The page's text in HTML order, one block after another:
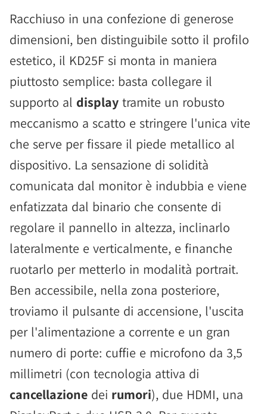
Racchiuso in una confezione di generose
dimensioni, ben distinguibile sotto il profilo
estetico, il KD25F si monta in maniera
piuttosto semplice: basta collegare il
supporto al display tramite un robusto
meccanismo a scatto e stringere l'unica vite
che serve per fissare il piede metallico al
dispositivo. La sensazione di solidità
comunicata dal monitor è indubbia e viene
enfatizzata dal binario che consente di
regolare il pannello in altezza, inclinarlo
lateralmente e verticalmente, e finanche
ruotarlo per metterlo in modalità portrait.
Ben accessibile, nella zona posteriore,
troviamo il pulsante di accensione, l'uscita
per l'alimentazione a corrente e un gran
numero di porte: cuffie e microfono da 3,5
millimetri (con tecnologia attiva di
cancellazione dei rumori), due HDMI, una